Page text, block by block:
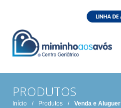
PRODUTOS
Início / Produtos / Venda e Aluguer